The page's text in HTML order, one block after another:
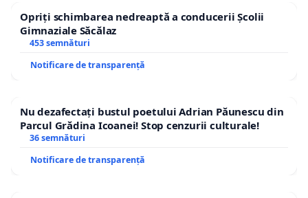
Opriți schimbarea nedreaptă a conducerii Școlii
Gimnaziale Săcălaz
453 semnături
Notificare de transparență
Nu dezafectați bustul poetului Adrian Păunescu din
Parcul Grădina Icoanei! Stop cenzurii culturale!
36 semnături
Notificare de transparență